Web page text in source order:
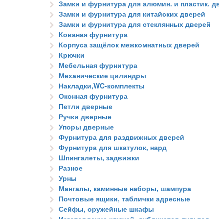
Замки и фурнитура для алюмин. и пластик.
Замки и фурнитура для китайских дверей
Замки и фурнитура для стеклянных дверей
Кованая фурнитура
Корпуса защёлок межкомнатных дверей
Крючки
Мебельная фурнитура
Механические цилиндры
Накладки,WC-комплекты
Оконная фурнитура
Петли дверные
Ручки дверные
Упоры дверные
Фурнитура для раздвижных дверей
Фурнитура для шкатулок, нард
Шпингалеты, задвижки
Разное
Урны
Мангалы, каминные наборы, шампура
Почтовые ящики, таблички адресные
Сейфы, оружейные шкафы